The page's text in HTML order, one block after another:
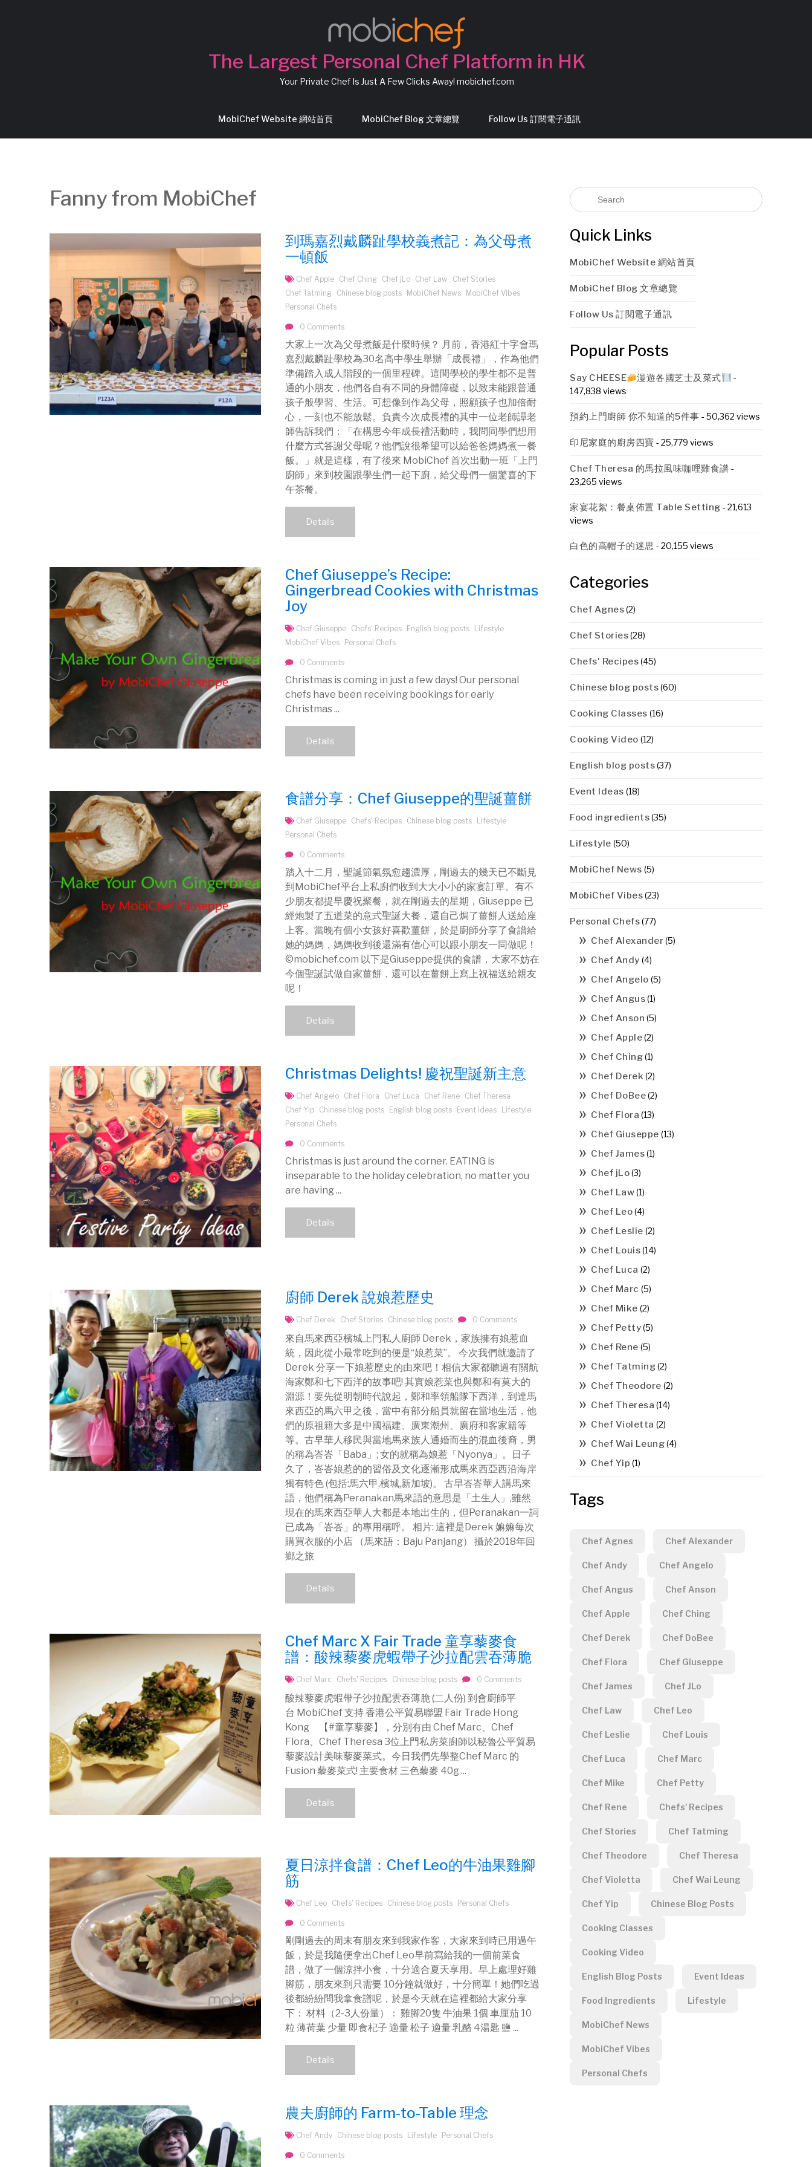
The Largest Personal Chef Platform in HK
Your Private Chef Is Just A Few Clicks Away! mobichef.com
MobiChef Website 網站首頁 MobiChef Blog 文章總覽 Follow Us 訂閱電子通訊
Fanny from MobiChef
到瑪嘉烈戴麟趾學校義煮記：為父母煮
一頓飯
Chef Apple Chef Ching Chef jLo Chef Law
Chef Stories
Chef Tatming
Chinese blog posts MobiChef News
MobiChef Vibes
Personal Chefs
0 Comments
大家上一次為父母煮飯是什麼時候？ 月前，香港紅十字會瑪
嘉烈戴麟趾學校為30名高中學生舉辦「成長禮」，作為他們
準備踏入成人階段的一個里程碑。這間學校的學生都不是普
通的小朋友，他們各自有不同的身體障礙，以致未能跟普通
孩子般學習、生活。可想像到作為父母，照顧孩子也加倍耐
心，一刻也不能放鬆。負責今次成長禮的其中一位老師譚老
師告訴我們：「在構思今年成長禮活動時，我問同學們想用
什麼方式答謝父母呢？他們說很希望可以給爸爸媽媽煮一餐
飯。」就是這樣，有了後來 MobiChef 首次出動一班「上門
廚師」來到校園跟學生們一起下廚，給父母們一個驚喜的下
午茶餐。
Details
Chef Giuseppe’s Recipe:
Gingerbread Cookies with Christmas
Joy
Chef Giuseppe Chefs' Recipes English blog posts
Lifestyle
MobiChef Vibes
Personal Chefs
0 Comments
Christmas is coming in just a few days! Our personal
chefs have been receiving bookings for early
Christmas ...
Details
食譜分享：Chef Giuseppe的聖誕薑餅
Chef Giuseppe Chefs' Recipes Chinese blog posts
Lifestyle
Personal Chefs
0 Comments
踏入十二月，聖誕節氣氛愈趨濃厚，剛過去的幾天已不斷見
到MobiChef平台上私廚們收到大大小小的家宴訂單。有不
少朋友都提早慶祝聚餐，就在剛過去的星期，Giuseppe 已
經炮製了五道菜的意式聖誕大餐，還自己焗了薑餅人送給座
上客。當晚有個小女孩好喜歡薑餅，於是廚師分享了食譜給
她的媽媽，媽媽收到後還滿有信心可以跟小朋友一同做呢！
©mobichef.com 以下是Giuseppe提供的食譜，大家不妨在
今個聖誕試做自家薑餅，還可以在薑餅上寫上祝福送給親友
呢！
Details
Christmas Delights! 慶祝聖誕新主意
Chef Angelo Chef Flora Chef Luca Chef Rene Chef Theresa
Chef Yip Chinese blog posts English blog posts Event Ideas
Lifestyle
Personal Chefs
0 Comments
Christmas is just around the corner. EATING is
inseparable to the holiday celebration, no matter you
are having ...
Details
廚師 Derek 說娘惹歷史
Chef Derek Chef Stories Chinese blog posts 0 Comments
來自馬來西亞檳城上門私人廚師 Derek，家族擁有娘惹血
統，因此從小最常吃到的便是“娘惹菜”。 今次我們就邀請了
Derek 分享一下娘惹歷史的由來吧！相信大家都聽過有關航
海家鄭和七下西洋的故事吧! 其實娘惹菜也與鄭和有莫大的
淵源！要先從明朝時代說起，鄭和率領船隊下西洋，到達馬
來西亞的馬六甲之後，當中有部分船員就留在當地生活，他
們的原祖籍大多是中國福建、廣東潮州、廣府和客家籍等
等。古早華人移民與當地馬來族人通婚而生的混血後裔，男
的稱為峇峇「Baba」; 女的就稱為娘惹「Nyonya」。日子
久了，峇峇娘惹的的習俗及文化逐漸形成馬來西亞西沿海岸
獨有特色 (包括:馬六甲,檳城,新加坡)。 古早峇峇華人講馬來
語，他們稱為Peranakan馬來語的意思是「土生人」,雖然
現在的馬來西亞華人大都是本地出生的，但Peranakan一詞
已成為「峇峇」的專用稱呼。 相片: 這裡是Derek 嫲嫲每次
購買衣服的小店 （馬來語：Baju Panjang） 攝於2018年回
鄉之旅
Details
Chef Marc X Fair Trade 童享藜麥食
譜：酸辣藜麥虎蝦帶子沙拉配雲吞薄脆
Chef Marc Chefs' Recipes Chinese blog posts 0 Comments
酸辣藜麥虎蝦帶子沙拉配雲吞薄脆 (二人份) 到會廚師平
台 MobiChef 支持 香港公平貿易聯盟 Fair Trade Hong
Kong 【#童享藜麥】，分別有由 Chef Marc、Chef
Flora、Chef Theresa 3位上門私房菜廚師以秘魯公平貿易
藜麥設計美味藜麥菜式。今日我們先學整Chef Marc 的
Fusion 藜麥菜式! 主要食材 三色藜麥 40g ...
Details
夏日涼拌食譜：Chef Leo的牛油果雞腳
筋
Chef Leo Chefs' Recipes Chinese blog posts Personal Chefs
0 Comments
剛剛過去的周末有朋友來到我家作客，大家來到時已用過午
飯，於是我隨便拿出Chef Leo早前寫給我的一個前菜食
譜，做了一個涼拌小食，十分適合夏天享用。早上處理好雞
腳筋，朋友來到只需要 10分鐘就做好，十分簡單！她們吃過
後都紛紛問我拿食譜呢，於是今天就在這裡都給大家分享
下： 材料（2-3人份量）： 雞腳20隻 牛油果 1個 車厘茄 10
粒 薄荷葉 少量 即食杞子 適量 松子 適量 乳酪 4湯匙 鹽 ...
Details
農夫廚師的 Farm-to-Table 理念
Chef Andy Chinese blog posts Lifestyle Personal Chefs
0 Comments
Quick Links
MobiChef Website 網站首頁
MobiChef Blog 文章總覽
Follow Us 訂閱電子通訊
Popular Posts
Say CHEESE 漫遊各國芝士及菜式
-
147,838 views
預約上門廚師 你不知道的5件事 - 50,362 views
印尼家庭的廚房四寶 - 25,779 views
Chef Theresa 的馬拉風味咖哩雞食譜 -
23,265 views
家宴花絮：餐桌佈置 Table Setting - 21,613
views
白色的高帽子的迷思 - 20,155 views
Categories
Chef Agnes(2)
Chef Stories(28)
Chefs' Recipes(45)
Chinese blog posts(60)
Cooking Classes (16)
Cooking Video (12)
English blog posts(37)
Event Ideas (18)
Food ingredients(35)
Lifestyle (50)
MobiChef News (5)
MobiChef Vibes(23)
Personal Chefs(77)
Chef Alexander(5)
Chef Andy (4)
Chef Angelo (5)
Chef Angus(1)
Chef Anson (5)
Chef Apple(2)
Chef Ching(1)
Chef Derek (2)
Chef DoBee(2)
Chef Flora (13)
Chef Giuseppe (13)
Chef James(1)
Chef jLo(3)
Chef Law(1)
Chef Leo(4)
Chef Leslie (2)
Chef Louis(14)
Chef Luca (2)
Chef Marc (5)
Chef Mike (2)
Chef Petty(5)
Chef Rene (5)
Chef Tatming(2)
Chef Theodore (2)
Chef Theresa (14)
Chef Violetta (2)
Chef Wai Leung(4)
Chef Yip (1)
Tags
Chef Agnes Chef Alexander
Chef Andy Chef Angelo
Chef Angus Chef Anson
Chef Apple Chef Ching
Chef Derek Chef DoBee
Chef Flora Chef Giuseppe
Chef James Chef JLo
Chef Law Chef Leo
Chef Leslie Chef Louis
Chef Luca Chef Marc
Chef Mike Chef Petty
Chef Rene Chefs' Recipes
Chef Stories Chef Tatming
Chef Theodore Chef Theresa
Chef Violetta Chef Wai Leung
Chef Yip Chinese Blog Posts
Cooking Classes
Cooking Video
English Blog Posts Event Ideas
Food Ingredients Lifestyle
MobiChef News
MobiChef Vibes
Personal Chefs